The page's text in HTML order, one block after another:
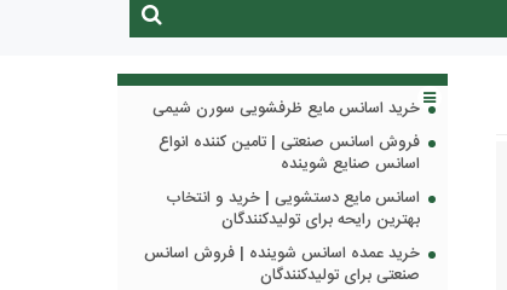
خرید اسانس مایع ظرفشویی سورن شیمی
فروش اسانس صنعتی | تامین کننده انواع
اسانس صنایع شوینده
اسانس مایع دستشویی | خرید و انتخاب
بهترین رایحه برای تولیدکنندگان
خرید عمده اسانس شوینده | فروش اسانس
صنعتی برای تولیدکنندگان